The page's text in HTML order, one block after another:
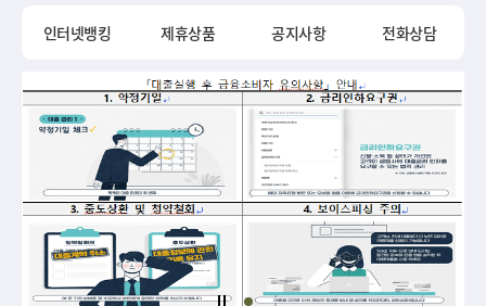
인터넷뱅킹 제휴상품 공지사항 전화상담